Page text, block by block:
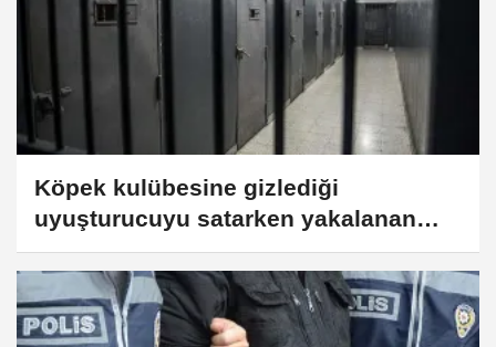
Köpek kulübesine gizlediği
uyuşturucuyu satarken yakalanan
sanığa 15 yıl 7 ay 15 gün hapis